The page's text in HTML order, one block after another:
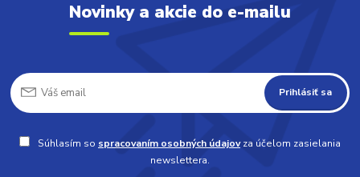
Novinky a akcie do e-mailu
Prihlásiť sa
Súhlasím so spracovaním osobných údajovza účelom zasielania
newslettera.